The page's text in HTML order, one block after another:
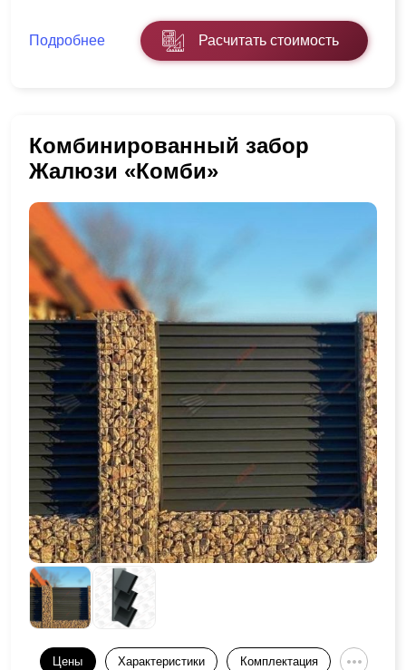
Подробнее Расчитать стоимость
Комбинированный забор
Жалюзи «Комби»
Цены Характеристики Комплектация